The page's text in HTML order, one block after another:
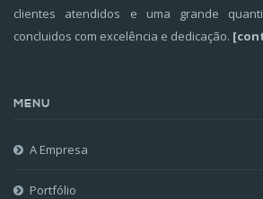
clientes atendidos e uma grande
concluidos com excelência e dedicação.
MENU
A Empresa
Portfólio